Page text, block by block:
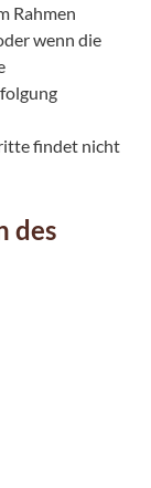
Rahmen
wenn die
findet nicht
des